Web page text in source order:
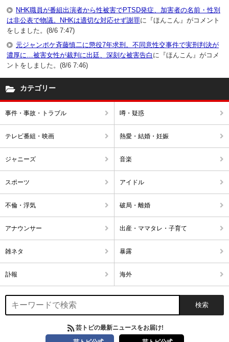
NHK職員が番組出演者から性被害でPTSD発症、加害者の名前・性別
は非公表で物議。NHKは適切な対応せず謝罪に『ほんこん』がコメント
をしました。(8/6 7:47)
元ジャンポケ斉藤慎二に懲役7年求刑。不同意性交事件で実刑判決が
濃厚に…被害女性が裁判に出廷、深刻な被害告白 に『ほんこん』がコメ
ントをしました。(8/6 7:46)
カテゴリー
事件・事故・トラブル 噂・疑惑
テレビ番組・映画 熱愛・結婚・妊娠
ジャニーズ 音楽
スポーツ アイドル
不倫・浮気 破局・離婚
アナウンサー 出産・ママタレ・子育て
雑ネタ 暴露
訃報 海外
芸トピの最新ニュースをお届け!